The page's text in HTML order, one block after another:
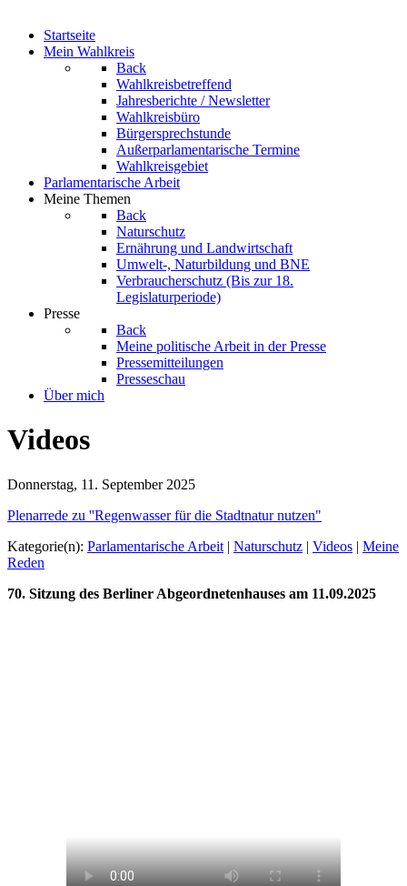
Startseite
Mein Wahlkreis
Back
Wahlkreisbetreffend
Jahresberichte / Newsletter
Wahlkreisbüro
Bürgersprechstunde
Außerparlamentarische Termine
Wahlkreisgebiet
Parlamentarische Arbeit
Meine Themen
Back
Naturschutz
Ernährung und Landwirtschaft
Umwelt-, Naturbildung und BNE
Verbraucherschutz (Bis zur 18.
Legislaturperiode)
Presse
Back
Meine politische Arbeit in der Presse
Pressemitteilungen
Presseschau
Über mich
Videos
Donnerstag, 11. September 2025
Plenarrede zu ''Regenwasser für die Stadtnatur nutzen"
Kategorie(n): Parlamentarische Arbeit | Naturschutz | Videos | Meine
Reden
70. Sitzung des Berliner Abgeordnetenhauses am 11.09.2025